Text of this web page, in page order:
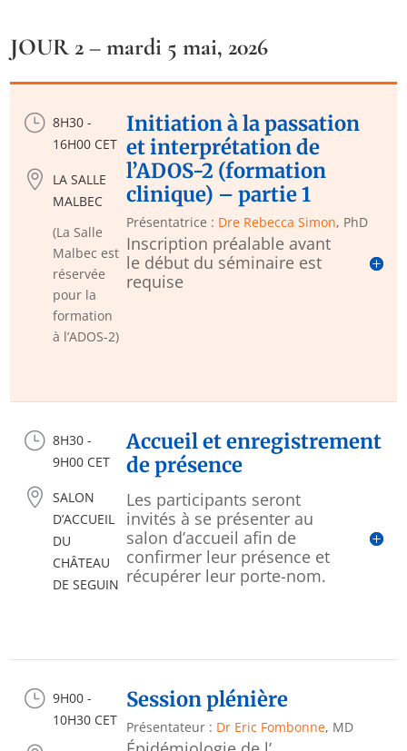
JOUR 2 – mardi 5 mai, 2026
} 8H30 -
16H00 CET

LA SALLE
MALBEC
(La Salle
Malbec est
réservée
pour la
formation
à l’ADOS-2)
Initiation à la passation
et interprétation de
l’ADOS-2 (formation
clinique) – partie 1
Présentatrice : Dre Rebecca Simon, PhD
Inscription préalable avant
le début du séminaire est
requise
} 8H30 -
9H00 CET
 SALON
D’ACCUEIL
DU
CHÂTEAU
DE SEGUIN
Accueil et enregistrement
de présence
Les participants seront
invités à se présenter au
salon d’accueil afin de
confirmer leur présence et
récupérer leur porte-nom.
} 9H00 -
10H30 CET
Session plénière
Présentateur : Dr Eric Fombonne, MD